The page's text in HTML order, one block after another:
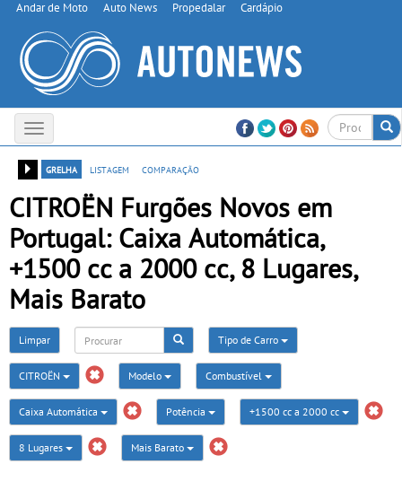
Andar de Moto Auto News Propedalar Cardápio
Toggle
navigation
grelha
listagem comparação
CITROËN Furgões Novos em
Portugal: Caixa Automática,
+1500 cc a 2000 cc, 8 Lugares,
Mais Barato
Limpar Tipo de Carro
CITROËN Modelo Combustível
Caixa Automática Potência +1500 cc a 2000 cc
8 Lugares Mais Barato